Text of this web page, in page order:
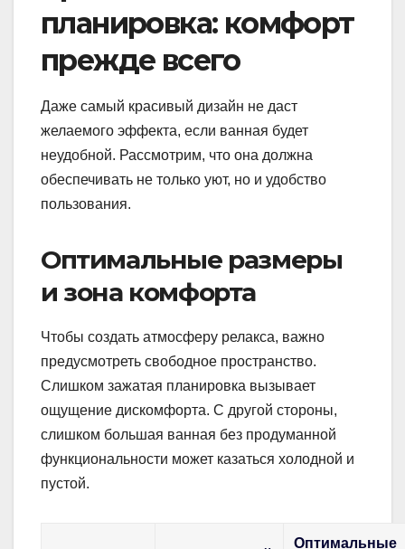
планировка: комфорт
прежде всего
Даже самый красивый дизайн не даст
желаемого эффекта, если ванная будет
неудобной. Рассмотрим, что она должна
обеспечивать не только уют, но и удобство
пользования.
Оптимальные размеры
и зона комфорта
Чтобы создать атмосферу релакса, важно
предусмотреть свободное пространство.
Слишком зажатая планировка вызывает
ощущение дискомфорта. С другой стороны,
слишком большая ванная без продуманной
функциональности может казаться холодной и
пустой.
Оптимальные